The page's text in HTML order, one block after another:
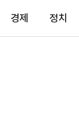
경제 정치